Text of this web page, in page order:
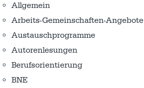
Allgemein
Arbeits-Gemeinschaften-Angebote
Austausch­programme
Autorenlesungen
Berufsorientierung
BNE